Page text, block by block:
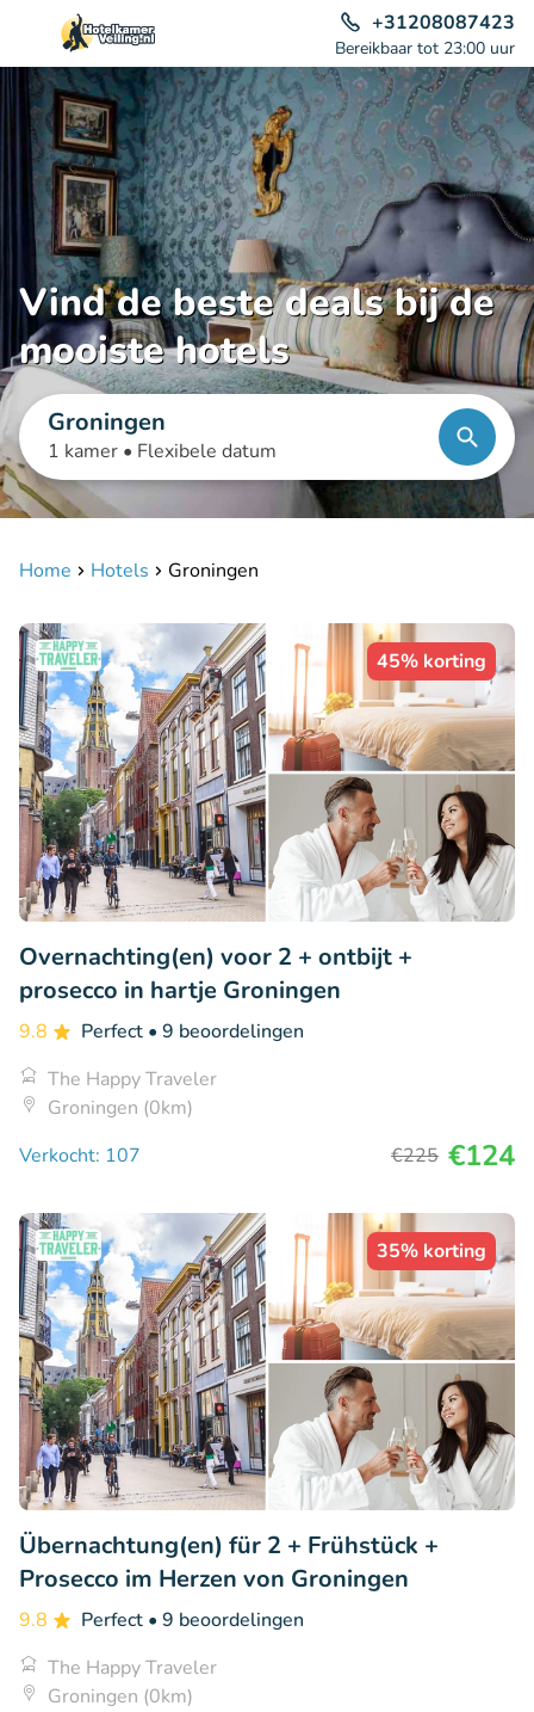
+31208087423
Bereikbaar tot 23:00 uur
Vind de beste deals bij de
mooiste hotels
Groningen
1 kamer • Flexibele datum
Home Hotels Groningen
45% korting
Overnachting(en) voor 2 + ontbijt +
prosecco in hartje Groningen
9.8 Perfect • 9 beoordelingen
The Happy Traveler
Groningen (0km)
Verkocht: 107
€225 €124
35% korting
Übernachtung(en) für 2 + Frühstück +
Prosecco im Herzen von Groningen
9.8 Perfect • 9 beoordelingen
The Happy Traveler
Groningen (0km)